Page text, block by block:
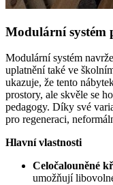
Modulární systém
Modulární systém
uplatnění také ve
ukazuje, že tento
prostory, ale skvěle se
pedagogy. Díky své
pro regeneraci,
Hlavní vlastnosti
Celočalouněné
umožňují